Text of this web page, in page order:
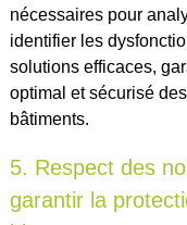
nécessaires pour
identifier les
solutions efficaces,
optimal et sécurisé
bâtiments.
5. Respect des
garantir la